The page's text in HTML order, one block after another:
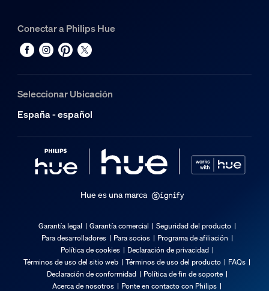
Conectar a Philips Hue
Seleccionar Ubicación
España - español
Hue es una marca
Garantía legal Garantía comercial
Seguridad del producto
Para desarrolladores
Para socios
Programa de afiliación
Política de cookies
Declaración de privacidad
Términos de uso del sitio web
Términos de uso del producto
FAQs
Declaración de conformidad
Política de fin de soporte
Acerca de nosotros
Ponte en contacto con Philips